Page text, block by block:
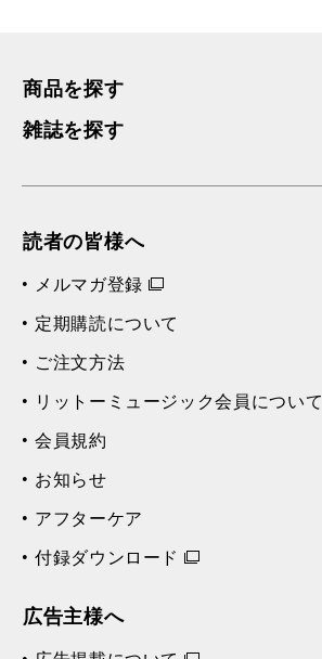
商品を探す
雑誌を探す
読者の皆様へ
メルマガ登録
定期購読について
ご注文方法
リットーミュージック会員について
会員規約
お知らせ
アフターケア
付録ダウンロード
広告主様へ